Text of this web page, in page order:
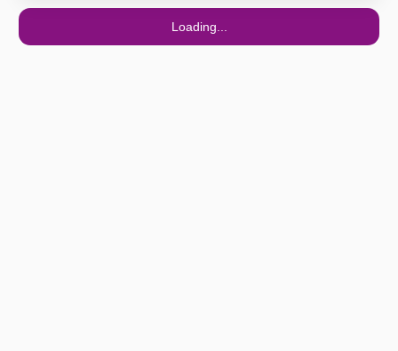
Loading...